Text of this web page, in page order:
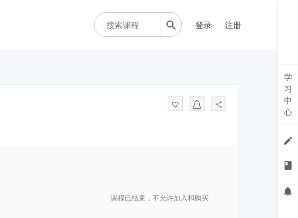
登录 注册
课程已结束，不允许加入和购买
学
习
中
心